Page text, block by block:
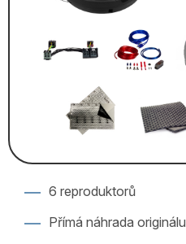
6 reproduktorů
Přímá náhrada originálu